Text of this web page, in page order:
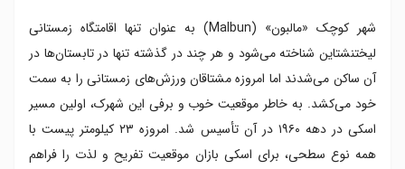
شهر کوچک «مالبون» (Malbun) به عنوان تنها اقامتگاه زمستانی
لیختنشتاین شناخته می‌شود و هر چند در گذشته تنها در تابستان‌ها در
آن ساکن می‌شدند اما امروزه مشتاقان ورزش‌‌های زمستانی را به سمت
خود می‌کشد. به خاطر موقعیت خوب و برفی این شهرک، اولین مسیر
اسکی در دهه ۱۹۶۰ در آن تأسیس شد. امروزه ۲۳ کیلومتر پیست با
همه نوع سطحی، برای اسکی بازان موقعیت تفریح و لذت را فراهم